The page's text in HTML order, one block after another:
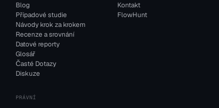
Blog
Případové studie
Návody krok za krokem
Recenze a srovnání
Datové reporty
Glosář
Časté Dotazy
Diskuze
Kontakt
FlowHunt
PRÁVNÍ